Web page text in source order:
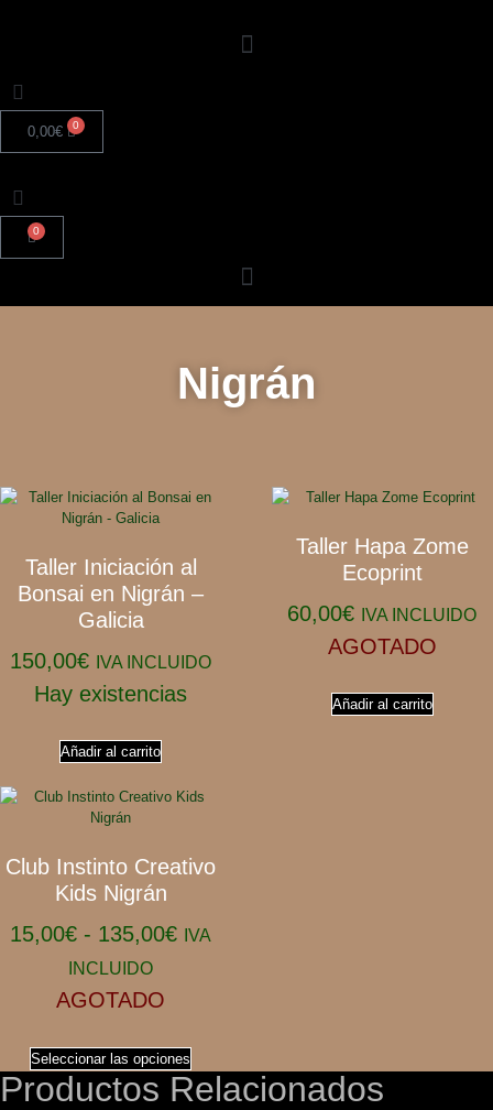
0,00€ 0
0
Nigrán
Taller Iniciación al
Bonsai en Nigrán –
Galicia
150,00€ IVA INCLUIDO
Hay existencias
Añadir al carrito
Taller Hapa Zome
Ecoprint
60,00€ IVA INCLUIDO
AGOTADO
Añadir al carrito
Club Instinto Creativo
Kids Nigrán
15,00€ - 135,00€ IVA
INCLUIDO
AGOTADO
Seleccionar las opciones
Productos Relacionados